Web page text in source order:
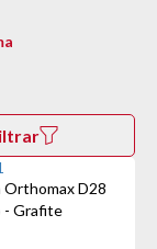
Orthomax D28
- Grafite